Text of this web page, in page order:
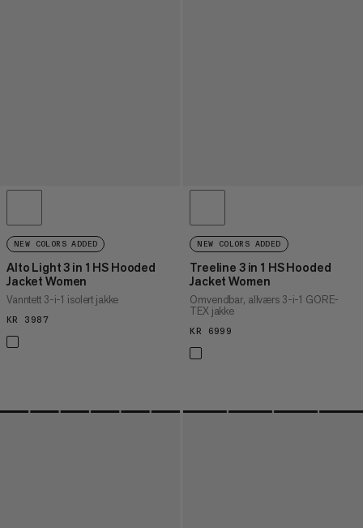
NEW COLORS ADDED
Alto Light 3 in 1 HS Hooded
Jacket Women
Vanntett 3-i-1 isolert jakke
KR 3987
NEW COLORS ADDED
Treeline 3 in 1 HS Hooded
Jacket Women
Omvendbar, allværs 3-i-1 GORE-
TEX jakke
KR 6999